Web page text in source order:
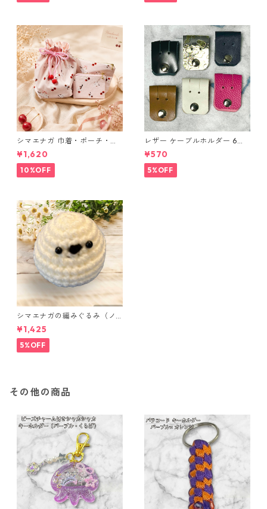
シマエナガ 巾着・ポーチ・ミ
ニポーチ(カード収納にも) ３
点セット さくらんぼ柄×淡いピ
ンク
¥1,620
10%OFF
レザー ケーブルホルダー 6個
セット
¥570
5%OFF
シマエナガの編みぐるみ（ノ
ーマル）
¥1,425
5%OFF
その他の商品